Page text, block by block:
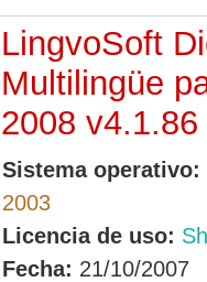
LingvoSoft
Multilingüe
2008 v4.1.86
Sistema operativo:
2003
Licencia de uso:
Fecha: 21/10/2007